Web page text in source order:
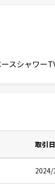
スシャワー
取引日
2024/